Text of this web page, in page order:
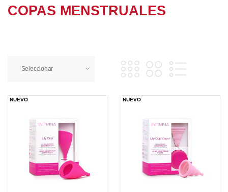
COPAS MENSTRUALES
Seleccionar
NUEVO NUEVO